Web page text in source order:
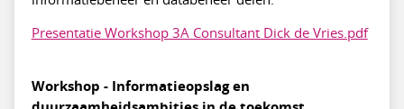
Presentatie Workshop 3A Consultant Dick de Vries.pdf
Workshop - Informatieopslag en